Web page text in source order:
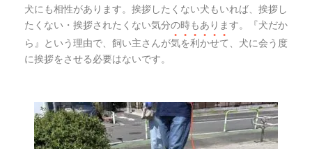
犬にも相性があります。挨拶したくない犬もいれば、挨拶し
たくない・挨拶されたくない気分の時もあります。『犬だか
ら』という理由で、飼い主さんが気
●
を
●
利
●
か
●
せ
●
て
●
、犬に会う度
に挨拶をさせる必要はないです。